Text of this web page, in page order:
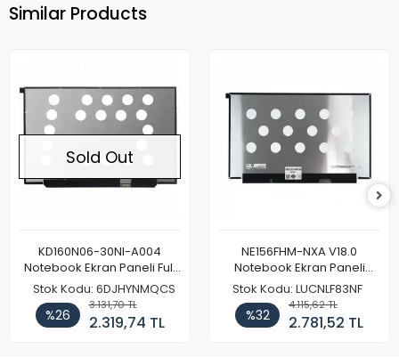
Similar Products
Sold Out
KD160N06-30NI-A004
Notebook Ekran Paneli Full
HD
Stok Kodu: 6DJHYNMQCS
%26
3.131,70 TL
2.319,74 TL
NE156FHM-NXA V18.0
Notebook Ekran Paneli
144Hz
Stok Kodu: LUCNLF83NF
%32
4.115,62 TL
2.781,52 TL